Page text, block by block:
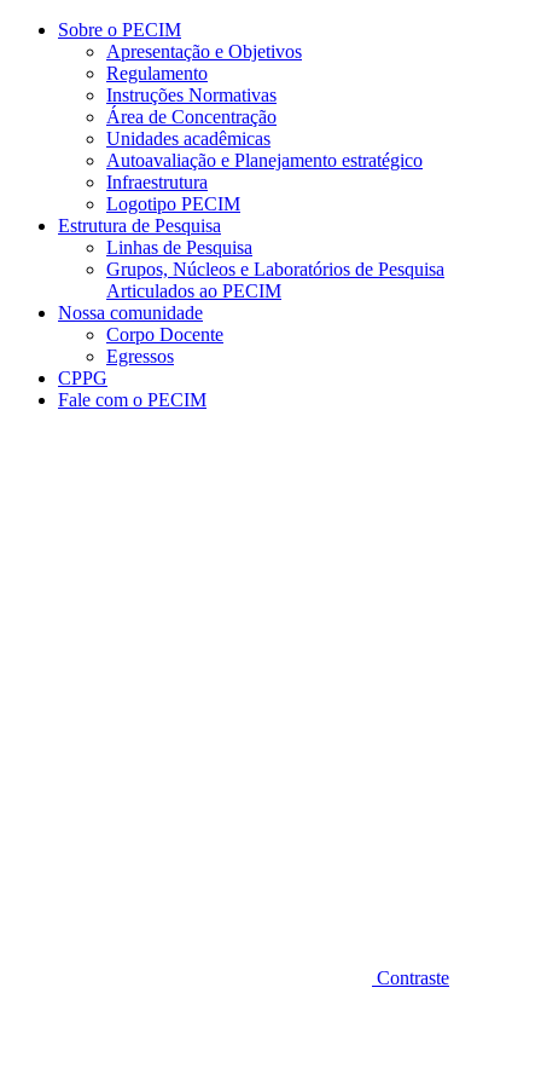
Conteúdo principal Menu principal
Sobre o PECIM
Apresentação e Objetivos
Regulamento
Instruções Normativas
Área de Concentração
Unidades acadêmicas
Autoavaliação e Planejamento estratégico
Infraestrutura
Logotipo PECIM
Estrutura de Pesquisa
Linhas de Pesquisa
Grupos, Núcleos e Laboratórios de Pesquisa
Articulados ao PECIM
Nossa comunidade
Corpo Docente
Egressos
CPPG
Fale com o PECIM
Contraste